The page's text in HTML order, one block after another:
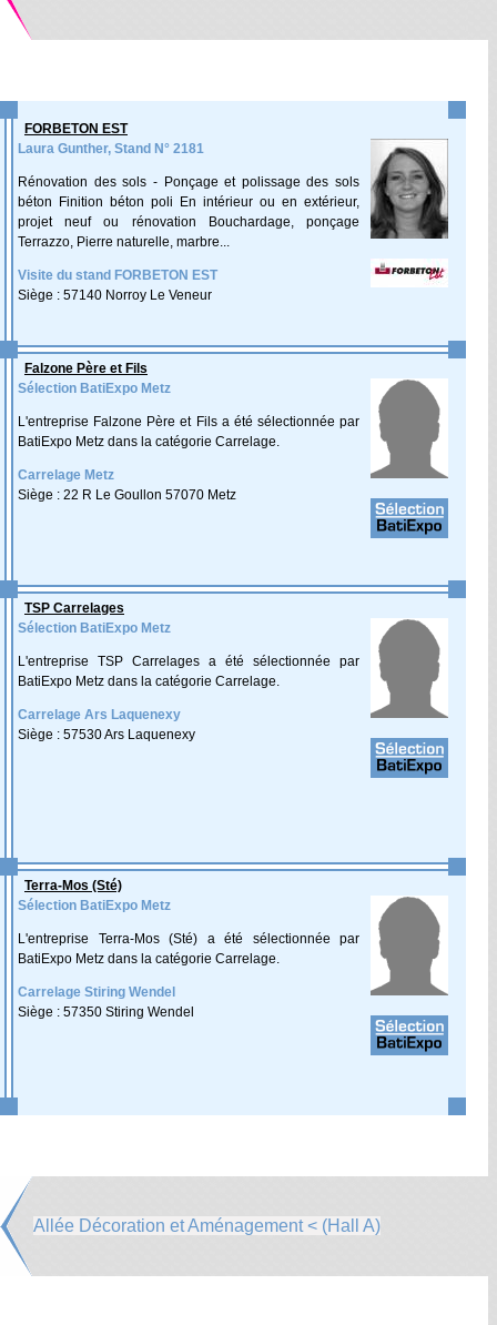
FORBETON EST
Laura Gunther, Stand N° 2181
Rénovation des sols - Ponçage et polissage des sols
béton Finition béton poli En intérieur ou en extérieur,
projet neuf ou rénovation Bouchardage, ponçage
Terrazzo, Pierre naturelle, marbre...
Visite du stand FORBETON EST
Siège : 57140 Norroy Le Veneur
Falzone Père et Fils
Sélection BatiExpo Metz
L'entreprise Falzone Père et Fils a été sélectionnée par
BatiExpo Metz dans la catégorie Carrelage.
Carrelage Metz
Siège : 22 R Le Goullon 57070 Metz
TSP Carrelages
Sélection BatiExpo Metz
L'entreprise TSP Carrelages a été sélectionnée par
BatiExpo Metz dans la catégorie Carrelage.
Carrelage Ars Laquenexy
Siège : 57530 Ars Laquenexy
Terra-Mos (Sté)
Sélection BatiExpo Metz
L'entreprise Terra-Mos (Sté) a été sélectionnée par
BatiExpo Metz dans la catégorie Carrelage.
Carrelage Stiring Wendel
Siège : 57350 Stiring Wendel
Allée Décoration et Aménagement < (Hall A)